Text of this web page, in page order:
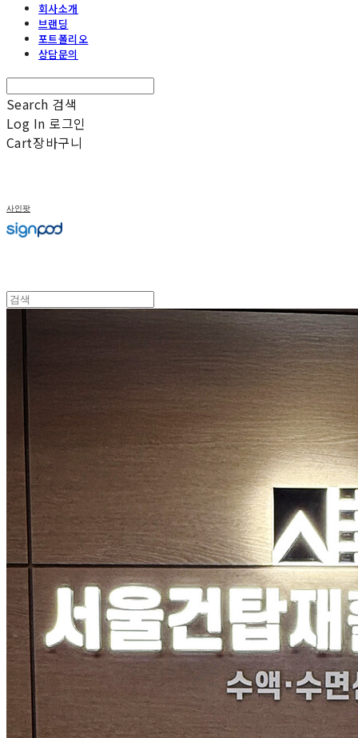
회사소개
브랜딩
포트폴리오
상담문의
Search 검색
Log In 로그인
Cart장바구니
사인팟